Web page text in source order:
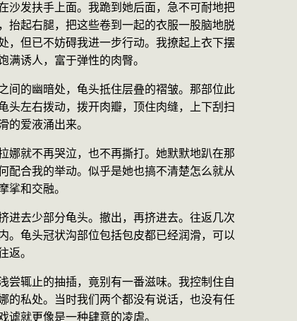
发扶手上面。我跪到她后面，急不可耐地把
抬起右腿，把这些卷到一起的衣服一股脑地脱
，但已不妨碍我进一步行动。我撩起上衣下摆
满诱人，富于弹性的肉臀。
的幽暗处，龟头抵住层叠的褶皱。那部位此
头左右拨动，拨开肉瓣，顶住肉缝，上下刮扫
的爱液涌出来。
就不再哭泣，也不再撕打。她默默地趴在那
配合我的举动。似乎是她也搞不清楚怎么就从
挲和交融。
去少部分龟头。撤出，再挤进去。往返几次
。龟头冠状沟部位包括包皮都已经润滑，可以
返。
辄止的抽插，竟别有一番滋味。我控制住自
的私处。当时我们两个都没有说话，也没有任
谑就更像是一种肆意的凌虐。